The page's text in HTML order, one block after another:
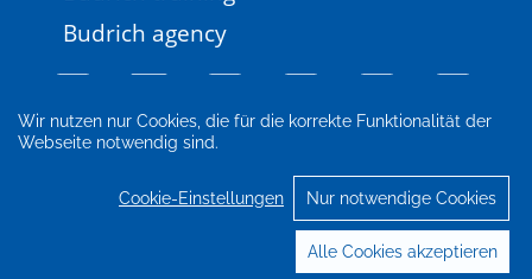
Wir nutzen nur Cookies, die für die korrekte Funktionalität der
Webseite notwendig sind.
Cookie-Einstellungen Nur notwendige Cookies
Alle Cookies akzeptieren
Budrich agency
Impressum
Datenschutz
Cookie-Einstellungen
© 2026 Verlag Barbara Budrich